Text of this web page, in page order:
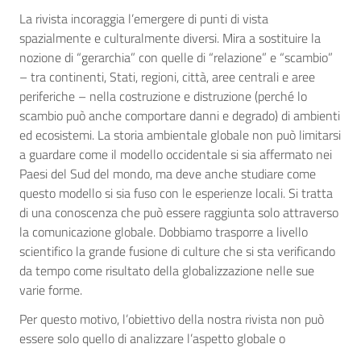
La rivista incoraggia l’emergere di punti di vista
spazialmente e culturalmente diversi. Mira a sostituire la
nozione di “gerarchia” con quelle di “relazione” e “scambio”
– tra continenti, Stati, regioni, città, aree centrali e aree
periferiche – nella costruzione e distruzione (perché lo
scambio può anche comportare danni e degrado) di ambienti
ed ecosistemi. La storia ambientale globale non può limitarsi
a guardare come il modello occidentale si sia affermato nei
Paesi del Sud del mondo, ma deve anche studiare come
questo modello si sia fuso con le esperienze locali. Si tratta
di una conoscenza che può essere raggiunta solo attraverso
la comunicazione globale. Dobbiamo trasporre a livello
scientifico la grande fusione di culture che si sta verificando
da tempo come risultato della globalizzazione nelle sue
varie forme.
Per questo motivo, l’obiettivo della nostra rivista non può
essere solo quello di analizzare l’aspetto globale o